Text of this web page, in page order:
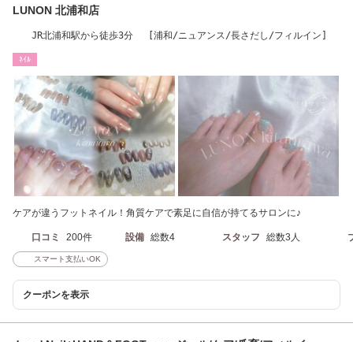
LUNON 北浦和店
JR北浦和駅から徒歩3分 [浦和/ニュアンス/長さだし/フィルイン]
ﾈｲﾙ
ケアが違うフットネイル！角質ケアで素足に自信が持てるサロンに♪
口コミ 200件 設備 総数4 スタッフ 総数3人
スマート支払いOK
クーポンを表示